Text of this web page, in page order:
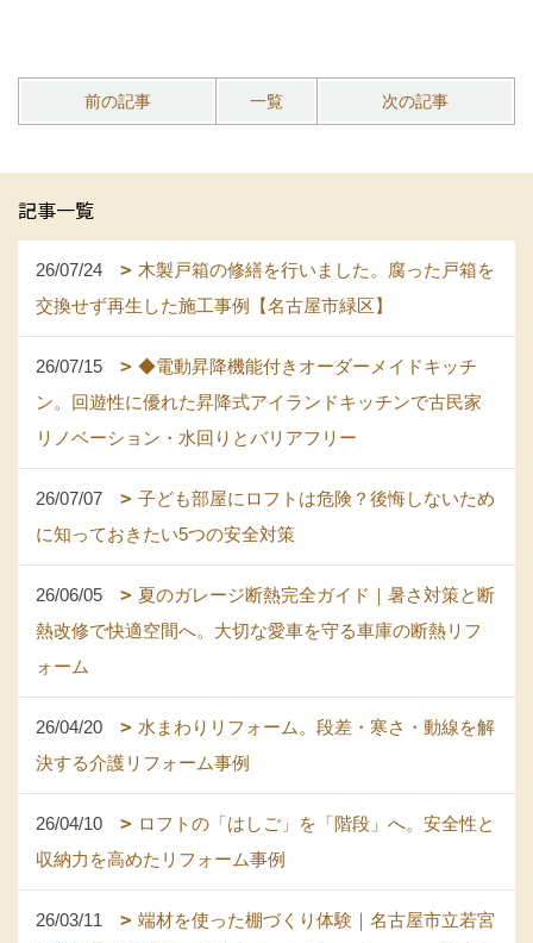
前の記事 一覧 次の記事
記事一覧
26/07/24
木製戸箱の修繕を行いました。腐った戸箱を
交換せず再生した施工事例【名古屋市緑区】
26/07/15
◆電動昇降機能付きオーダーメイドキッチ
ン。回遊性に優れた昇降式アイランドキッチンで古民家
リノベーション・水回りとバリアフリー
26/07/07
子ども部屋にロフトは危険？後悔しないため
に知っておきたい5つの安全対策
26/06/05
夏のガレージ断熱完全ガイド｜暑さ対策と断
熱改修で快適空間へ。大切な愛車を守る車庫の断熱リフ
ォーム
26/04/20
水まわりリフォーム。段差・寒さ・動線を解
決する介護リフォーム事例
26/04/10
ロフトの「はしご」を「階段」へ。安全性と
収納力を高めたリフォーム事例
26/03/11
端材を使った棚づくり体験｜名古屋市立若宮